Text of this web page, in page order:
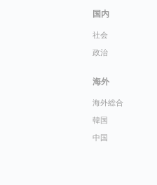
国内
社会
政治
海外
海外総合
韓国
中国